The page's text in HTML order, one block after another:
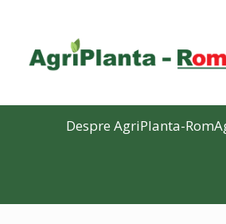
Despre AgriPlanta-